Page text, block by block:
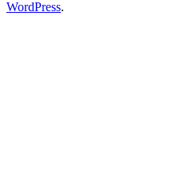
WordPress.